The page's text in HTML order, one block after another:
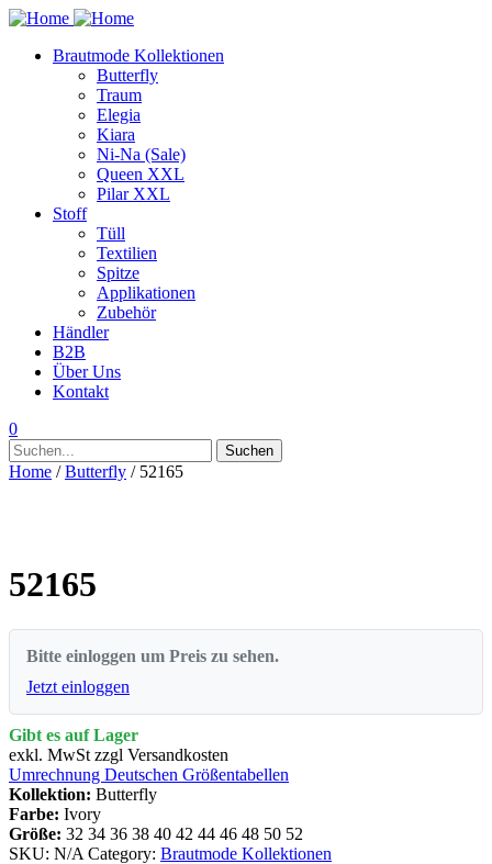
Brautmode Kollektionen
Butterfly
Traum
Elegia
Kiara
Ni-Na (Sale)
Queen XXL
Pilar XXL
Stoff
Tüll
Textilien
Spitze
Applikationen
Zubehör
Händler
B2B
Über Uns
Kontakt
0
Suchen
nach:
Suchen
Home /Butterfly / 52165
52165
Bitte einloggen um Preis zu sehen.
Jetzt einloggen
Gibt es auf Lager
exkl. MwSt zzgl Versandkosten
Umrechnung Deutschen Größentabellen
Kollektion: Butterfly
Farbe: Ivory
Größe: 32 34 36 38 40 42 44 46 48 50 52
SKU: N/A Category: Brautmode Kollektionen